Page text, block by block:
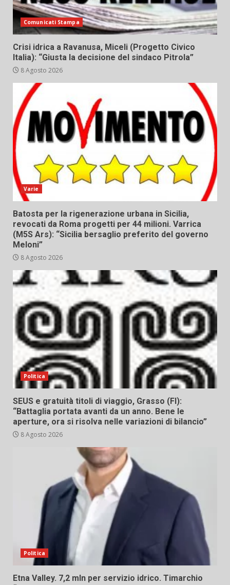
Comunicati Stampa
Crisi idrica a Ravanusa, Miceli (Progetto Civico
Italia): “Giusta la decisione del sindaco Pitrola”
8 Agosto 2026
Varie
Batosta per la rigenerazione urbana in Sicilia,
revocati da Roma progetti per 44 milioni. Varrica
(M5S Ars): “Sicilia bersaglio preferito del governo
Meloni”
8 Agosto 2026
Politica
SEUS e gratuità titoli di viaggio, Grasso (FI):
“Battaglia portata avanti da un anno. Bene le
aperture, ora si risolva nelle variazioni di bilancio”
8 Agosto 2026
Politica
Etna Valley. 7,2 mln per servizio idrico. Timarchio